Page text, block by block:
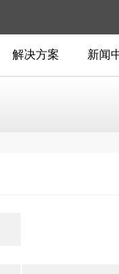
解决方案 新闻